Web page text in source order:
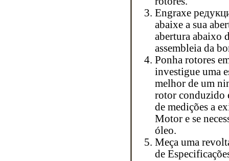
Engraxe
abaixe a sua
abertura abaixo
assembleia da
Ponha rotores
investigue uma
melhor de um
rotor conduzido
de medições a
Motor e se
óleo.
Meça uma
de